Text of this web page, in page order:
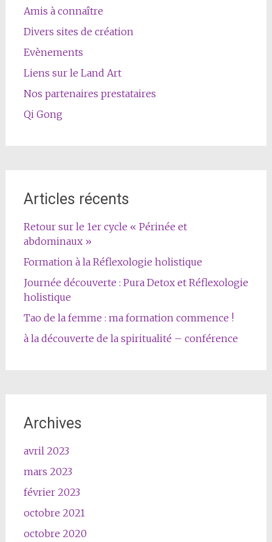
Amis à connaître
Divers sites de création
Evènements
Liens sur le Land Art
Nos partenaires prestataires
Qi Gong
Articles récents
Retour sur le 1er cycle « Périnée et
abdominaux »
Formation à la Réflexologie holistique
Journée découverte : Pura Detox et Réflexologie
holistique
Tao de la femme : ma formation commence !
à la découverte de la spiritualité – conférence
Archives
avril 2023
mars 2023
février 2023
octobre 2021
octobre 2020